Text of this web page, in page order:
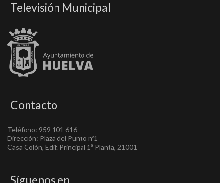
Televisión Municipal
Contacto
Teléfono: 959 101 616
Dirección: Plaza del Punto nº1
Casa Colón, Edif. Principal 1ª Planta, 21001
Síguenos en